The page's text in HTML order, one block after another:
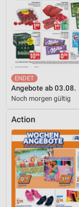
Angebote ab 03.08.
Noch morgen gültig
Action